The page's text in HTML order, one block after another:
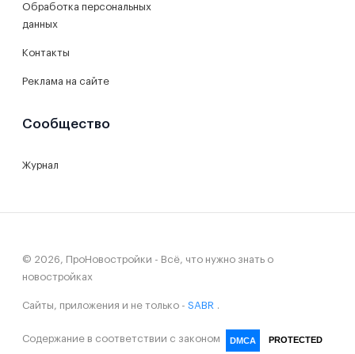
Обработка персональных
данных
Контакты
Реклама на сайте
Сообщество
Журнал
© 2026, ПроНовостройки - Всё, что нужно знать о
новостройках
Сайты, приложения и не только - SABR
Содержание в соответствии с законом DMCA PROTECTED